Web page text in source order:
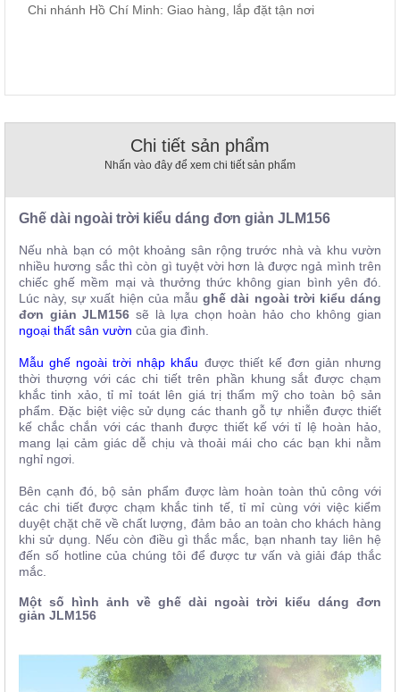
Phụ
Cây
, đồ
Nhà
Hàng
Thất
Chi nhánh Hồ Chí Minh: Giao hàng, lắp đặt tận nơi
Chi tiết sản phẩm
Nhấn vào đây để xem chi tiết sản phẩm
Ghế dài ngoài trời kiểu dáng đơn giản JLM156
Nếu nhà bạn có một khoảng sân rộng trước nhà và khu vườn
nhiều hương sắc thì còn gì tuyệt vời hơn là được ngả mình trên
chiếc ghế mềm mại và thưởng thức không gian bình yên đó.
Lúc này, sự xuất hiện của mẫughế dài ngoài trời kiểu dáng
đơn giảnJLM156 sẽ là lựa chọn hoàn hảo cho không gian
ngoại thất sân vườn của gia đình.
Mẫu ghế ngoài trời nhập khẩu được thiết kế đơn giản nhưng
thời thượng với các chi tiết trên phần khung sắt được chạm
khắc tinh xảo, tỉ mỉ toát lên giá trị thẩm mỹ cho toàn bộ sản
phẩm. Đặc biệt việc sử dụng các thanh gỗ tự nhiễn được thiết
kế chắc chắn với các thanh được thiết kế với tỉ lệ hoàn hảo,
mang lại cảm giác dễ chịu và thoải mái cho các bạn khi nằm
nghỉ ngơi.
Bên cạnh đó, bộ sản phẩm được làm hoàn toàn thủ công với
các chi tiết được chạm khắc tinh tế, tỉ mỉ cùng với việc kiểm
duyệt chặt chẽ về chất lượng, đảm bảo an toàn cho khách hàng
khi sử dụng. Nếu còn điều gì thắc mắc, bạn nhanh tay liên hệ
đến số hotline của chúng tôi để được tư vấn và giải đáp thắc
mắc.
Một số hình ảnh về ghế dài ngoài trời kiểu dáng đơn
giản JLM156